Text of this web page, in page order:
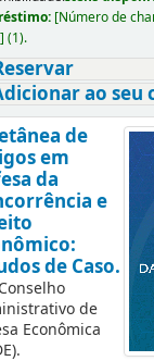
[Número de
] (1).
ao seu
de
em
da
e
de Caso.
Conselho
de
Econômica